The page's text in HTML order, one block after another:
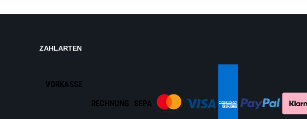
ZAHLARTEN
VORKASSE
RECHNUNG SEPA